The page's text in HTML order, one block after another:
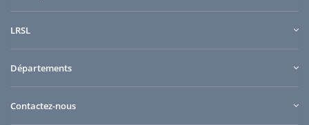
LRSL
Départements
Contactez-nous